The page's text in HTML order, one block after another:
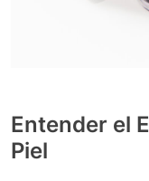
Entender el
Piel